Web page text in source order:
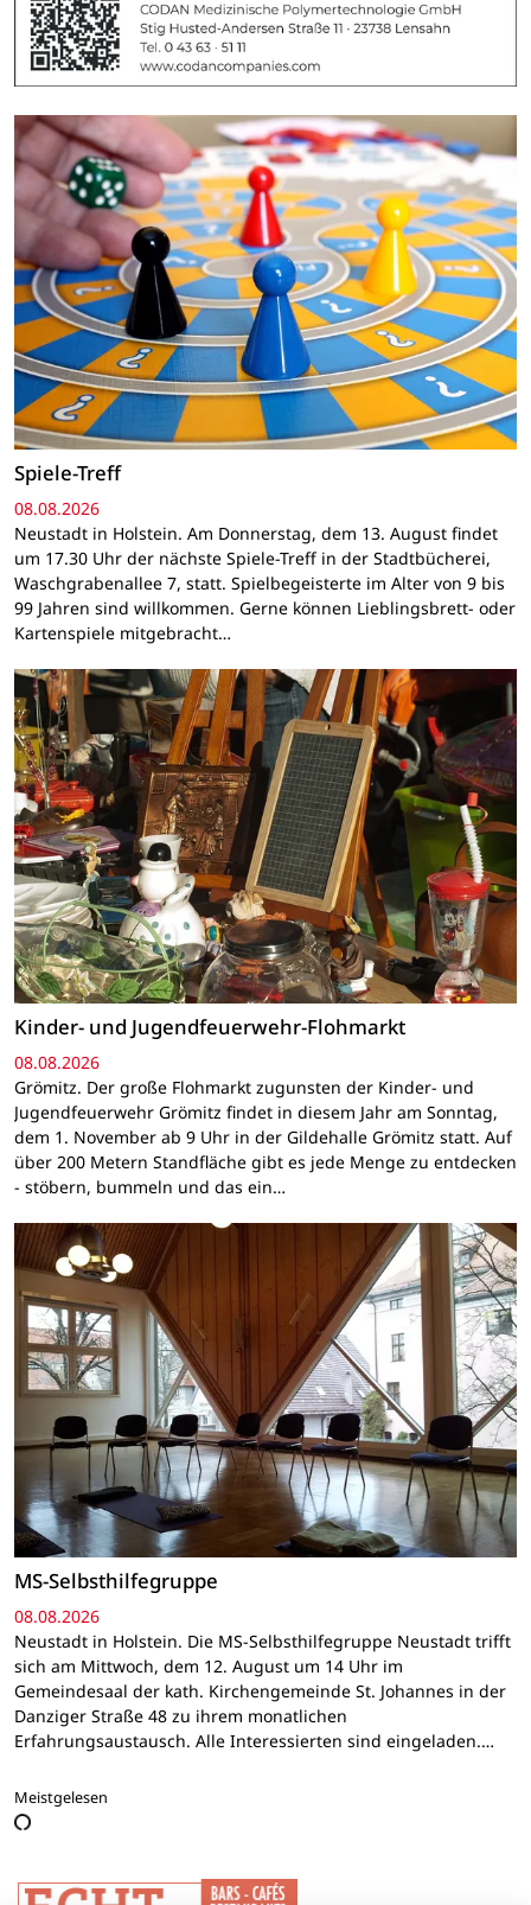
Spiele-Treff
08.08.2026
Neustadt in Holstein. Am Donnerstag, dem 13. August findet
um 17.30 Uhr der nächste Spiele-Treff in der Stadtbücherei,
Waschgrabenallee 7, statt. Spielbegeisterte im Alter von 9 bis
99 Jahren sind willkommen. Gerne können Lieblingsbrett- oder
Kartenspiele mitgebracht…
Kinder- und Jugendfeuerwehr-Flohmarkt
08.08.2026
Grömitz. Der große Flohmarkt zugunsten der Kinder- und
Jugendfeuerwehr Grömitz findet in diesem Jahr am Sonntag,
dem 1. November ab 9 Uhr in der Gildehalle Grömitz statt. Auf
über 200 Metern Standfläche gibt es jede Menge zu entdecken
- stöbern, bummeln und das ein…
MS-Selbsthilfegruppe
08.08.2026
Neustadt in Holstein. Die MS-Selbsthilfegruppe Neustadt trifft
sich am Mittwoch, dem 12. August um 14 Uhr im
Gemeindesaal der kath. Kirchengemeinde St. Johannes in der
Danziger Straße 48 zu ihrem monatlichen
Erfahrungsaustausch. Alle Interessierten sind eingeladen.…
Meistgelesen